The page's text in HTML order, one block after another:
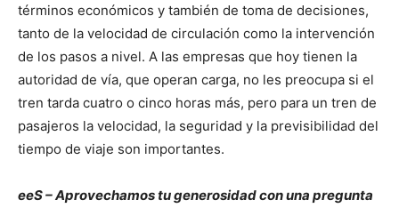
términos económicos y también de toma de decisiones,
tanto de la velocidad de circulación como la intervención
de los pasos a nivel. A las empresas que hoy tienen la
autoridad de vía, que operan carga, no les preocupa si el
tren tarda cuatro o cinco horas más, pero para un tren de
pasajeros la velocidad, la seguridad y la previsibilidad del
tiempo de viaje son importantes.
eeS – Aprovechamos tu generosidad con una pregunta